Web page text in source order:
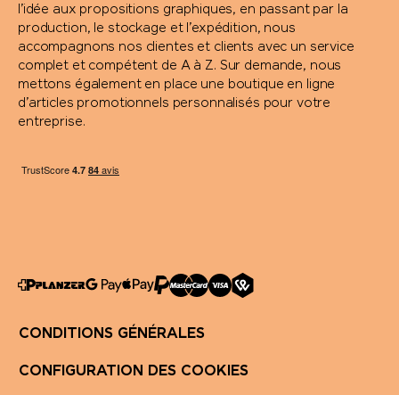
l’idée aux propositions graphiques, en passant par la
production, le stockage et l’expédition, nous
accompagnons nos clientes et clients avec un service
complet et compétent de A à Z. Sur demande, nous
mettons également en place une boutique en ligne
d’articles promotionnels personnalisés pour votre
entreprise.
CONDITIONS GÉNÉRALES
CONFIGURATION DES COOKIES